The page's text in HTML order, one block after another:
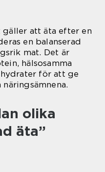
att äta efter en
en balanserad
mat. Det är
hälsosamma
för att ge
olika
äta”